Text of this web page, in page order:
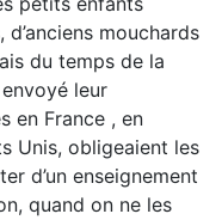
mouchards
du temps de la
leur
en France , en
Unis, obligeaient les
d’un enseignement
quand on ne les